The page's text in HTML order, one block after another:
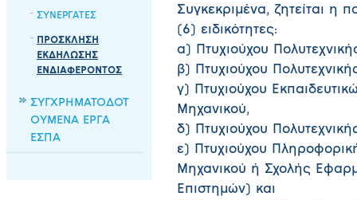
ΣΥΝΕΡΓΑΤΕΣ
ΠΡΟΣΚΛΗΣΗ
ΕΚΔΗΛΩΣΗΣ
ΕΝΔΙΑΦΕΡΟΝΤΟΣ
ΣΥΓΧΡΗΜΑΤΟΔΟΤ
ΟΥΜΕΝΑ ΕΡΓΑ
ΕΣΠΑ
Συγκεκριμένα, ζητείται η
(6) ειδικότητες:
α) Πτυχιούχου
β) Πτυχιούχου
γ) Πτυχιούχου
Μηχανικού,
δ) Πτυχιούχου
ε) Πτυχιούχου
Μηχανικού ή Σχολής
Επιστημών) και